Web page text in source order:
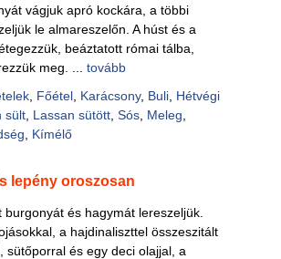
vágjuk apró kockára, a többi
le almareszelőn. A húst és a
beáztatott római tálba,
meg. ... tovább
, Főétel, Karácsony, Buli, Hétvégi
sült, Lassan sütött, Sós, Meleg
Kímélő
lepény oroszosan
burgonyát és hagymát lereszeljük.
a hajdinaliszttel összeszitált
sütőporral és egy deci olajjal, a